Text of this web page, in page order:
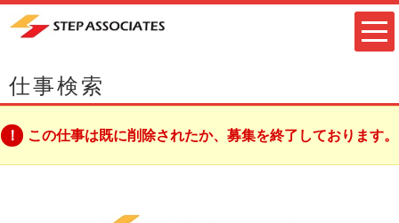
仕事検索
この仕事は既に削除されたか、募集を終了しております。